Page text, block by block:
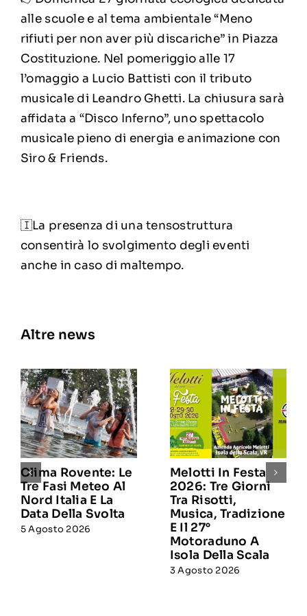
alle scuole e al tema ambientale “Meno
rifiuti per non aver più discariche” in Piazza
Costituzione. Nel pomeriggio alle 17
l’omaggio a Lucio Battisti con il tributo
musicale di Leandro Ghetti. La chiusura sarà
affidata a “Disco Inferno”, uno spettacolo
musicale pieno di energia e animazione con
Siro & Friends.
🇮La presenza di una tensostruttura
consentirà lo svolgimento degli eventi
anche in caso di maltempo.
Altre news
Clima Rovente: Le
Tre Fasi Meteo Al
Nord Italia E La
Data Della Svolta
5 Agosto 2026
Melotti In Festa
2026: Tre Giorni
Tra Risotti,
Musica, Tradizione
E Il 27°
Motoraduno A
Isola Della Scala
3 Agosto 2026